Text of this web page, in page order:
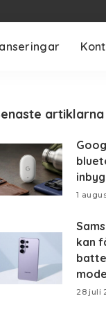
artiklarna
1
kan
28 juli